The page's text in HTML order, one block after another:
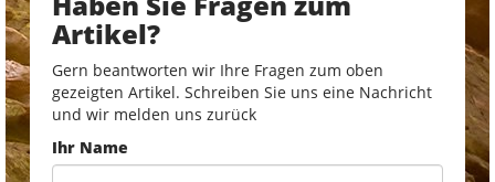
Artikel?
Gern beantworten wir Ihre Fragen zum oben
gezeigten Artikel. Schreiben Sie uns eine Nachricht
und wir melden uns zurück
Ihr Name